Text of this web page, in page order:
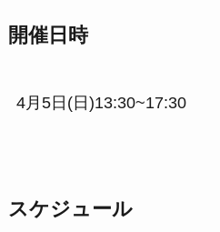
開催日時
4月5日(日)13:30~17:30
スケジュール